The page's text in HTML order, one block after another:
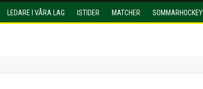
LEDARE I VÅRA LAG ISTIDER MATCHER SOMMARHOCKEY